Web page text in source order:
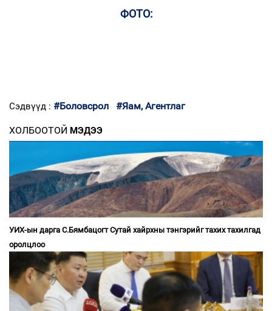
ФОТО:
Сэдвүүд : #Боловсрол #Яам, Агентлаг
ХОЛБООТОЙ МЭДЭЭ
УИХ-ын дарга С.Бямбацогт Сутай хайрхны тэнгэрийг тахих тахилгад
оролцлоо